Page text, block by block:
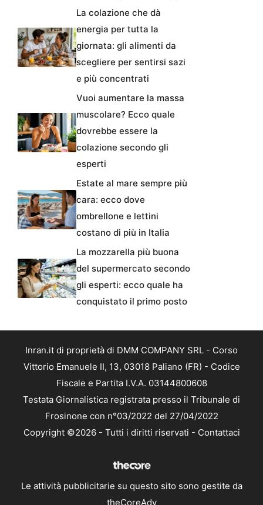
La colazione che dà
energia per tutta la
giornata: gli alimenti da
scegliere per sentirsi sazi
e più concentrati
Vuoi aumentare la massa
muscolare? Ecco quale
dovrebbe essere la
colazione secondo gli
esperti
Estate al mare sempre più
cara: ecco dove
ombrellone e lettini
costano di più in Italia
La mozzarella più buona
del supermercato secondo
gli esperti: ecco quale ha
conquistato il primo posto
Inran.it di proprietà di DMM COMPANY SRL - Corso
Vittorio Emanuele II, 13, 03018 Paliano (FR) - Codice
Fiscale e Partita I.V.A. 03144800608
Testata Giornalistica registrata presso il Tribunale di
Frosinone con n°03/2022 del 27/04/2022
Copyright ©2026 - Tutti i diritti riservati - Contattaci
Le attività pubblicitarie su questo sito sono gestite da
theCoreAdv